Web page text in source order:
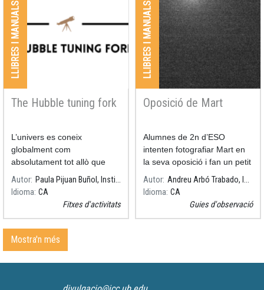
LLIBRES I MANUALS
The Hubble tuning fork
L’univers es coneix
globalment com
absolutament tot allò que
existeix, des dels objectes
més petits fins a galàxies
senceres, nebuloses o tots
Autor
Paula Pijuan Buñol, Institut Guindàvols
Idioma CA
Fitxes d'activitats
LLIBRES I MANUALS
Oposició de Mart
Alumnes de 2n d’ESO
intenten fotografiar Mart en
la seva oposició i fan un petit
debat sobre la «cursa» cap a
Mart
Autor
Andreu Arbó Trabado, INS Lladonosa
Idioma CA
Guies d'observació
Mostra'n més